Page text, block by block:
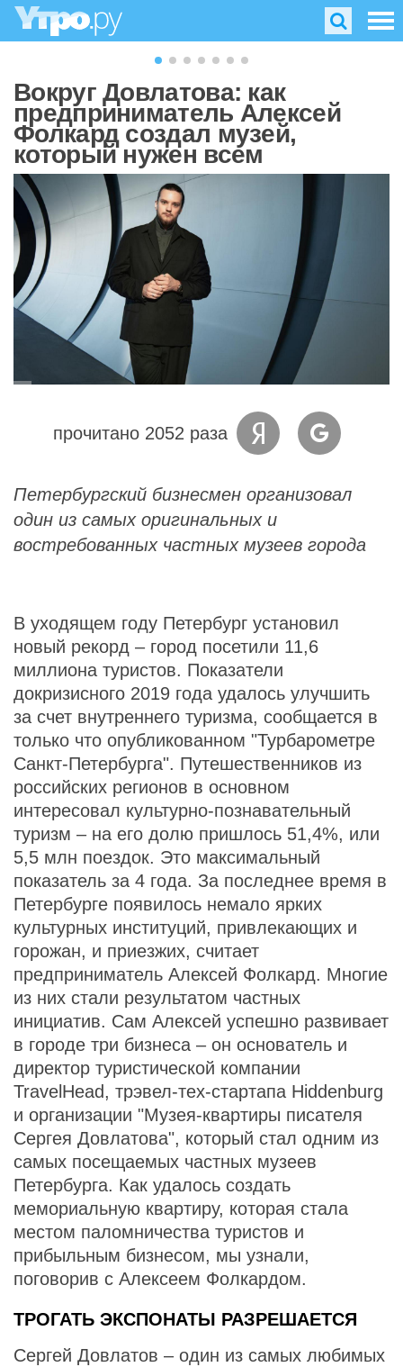
Вокруг Довлатова: как
предприниматель Алексей
Фолкард создал музей,
который нужен всем
прочитано 2052 раза
Петербургский бизнесмен организовал
один из самых оригинальных и
востребованных частных музеев города
В уходящем году Петербург установил
новый рекорд – город посетили 11,6
миллиона туристов. Показатели
докризисного 2019 года удалось улучшить
за счет внутреннего туризма, сообщается в
только что опубликованном "Турбарометре
Санкт-Петербурга". Путешественников из
российских регионов в основном
интересовал культурно-познавательный
туризм – на его долю пришлось 51,4%, или
5,5 млн поездок. Это максимальный
показатель за 4 года. За последнее время в
Петербурге появилось немало ярких
культурных институций, привлекающих и
горожан, и приезжих, считает
предприниматель Алексей Фолкард. Многие
из них стали результатом частных
инициатив. Сам Алексей успешно развивает
в городе три бизнеса – он основатель и
директор туристической компании
TravеlHead, трэвел-тех-стартапа Hiddenburg
и организации "Музея-квартиры писателя
Сергея Довлатова", который стал одним из
самых посещаемых частных музеев
Петербурга. Как удалось создать
мемориальную квартиру, которая стала
местом паломничества туристов и
прибыльным бизнесом, мы узнали,
поговорив с Алексеем Фолкардом.
ТРОГАТЬ ЭКСПОНАТЫ РАЗРЕШАЕТСЯ
Сергей Довлатов – один из самых любимых